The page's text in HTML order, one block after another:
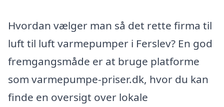
Hvordan vælger man så det rette firma til
luft til luft varmepumper i Ferslev? En god
fremgangsmåde er at bruge platforme
som varmepumpe-priser.dk, hvor du kan
finde en oversigt over lokale